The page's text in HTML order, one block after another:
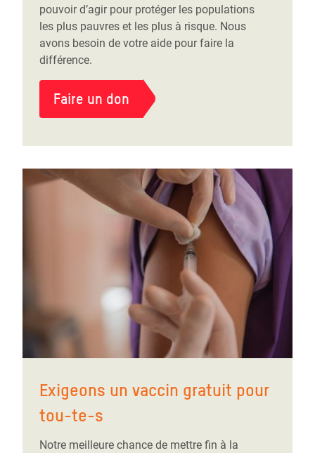
pouvoir d’agir pour protéger les populations
les plus pauvres et les plus à risque. Nous
avons besoin de votre aide pour faire la
différence.
Faire un don
Exigeons un vaccin gratuit pour
tou-te-s
Notre meilleure chance de mettre fin à la